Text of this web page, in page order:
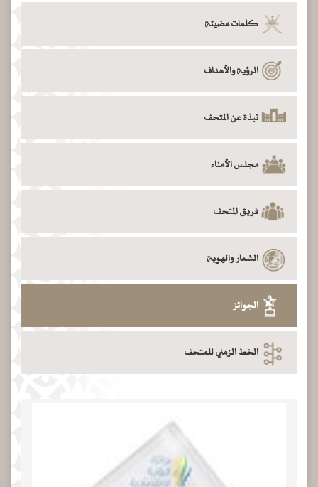
كلمات مضيئة
الرؤية والأهداف
نبذة عن المتحف
مجلس الأمناء
فريق المتحف
الشعار والهوية
الجوائز
الخط الزمني للمتحف